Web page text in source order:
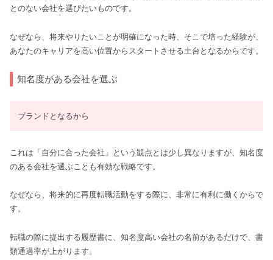
とのない会社を選びたいものです。
なぜなら、将来やりたいことが明確になった時、そこで培った経験が、
あなたのキャリアを高い位置からスタートさせる土台となるからです。
知名度がある会社を選ぶ
ブランドとなるから
これは「自分に合った会社」という観点とは少し異なりますが、知名度
のある会社を選ぶことも有効な戦略です。
なぜなら、将来的に再度転職活動をする際に、非常に有利に働くからで
す。
転職の際に提出する履歴書に、知名度高い会社の名前があるだけで、書
類通過率が上がります。